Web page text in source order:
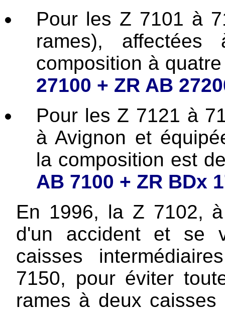
Pour les Z 7101 à
rames),
composition à
27100 + ZR AB
Pour les Z 7121 à
à Avignon et
la composition est
AB 7100 + ZR BDx
En 1996, la Z 7102,
d'un accident et se
caisses
7150, pour éviter
rames à deux